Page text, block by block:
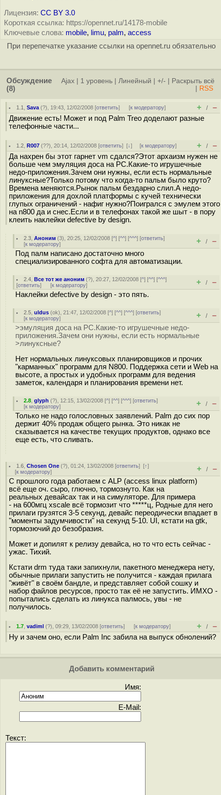
Лицензия: CC BY 3.0
Короткая ссылка: https://opennet.ru/14178-mobile
Ключевые слова: mobile, limu, palm, access
При перепечатке указание ссылки на opennet.ru обязательно
Обсуждение
(8)
Ajax 1 уровень Линейный +/-
Раскрыть всё
RSS
1.1 ,Sava (?), 19:43, 12/02/2008 [ответить] [к модератору] + / –
Движение есть! Может и под Palm Treo доделают разные
телефонные части...
1.2 ,R007 (??), 20:14, 12/02/2008 [ответить][↓] [к модератору] + / –
Да нахрен бы этот гарнет vm сдался?Этот архаизм нужен не
больше чем эмуляция доса на PC.Какие-то игрушечные
недо-приложения.Зачем они нужны, если есть нормальные
линуксные?Только потому что когда-то пальм было круто?
Времена меняются.Рынок пальм бездарно слил.А недо-
приложения для дохлой платформы с кучей технически
глупых ограничений - нафиг нужно?Поигрался с эмулем этого
на n800 да и снес.Если и в телефонах такой же шыт - в пору
клеить наклейки defective by design.
2.3 ,Аноним (3), 20:25, 12/02/2008 [^] [^^] [^^^] [ответить]
[к модератору] + / –
Под палм написано достаточно много
специализированного софта для автоматизации.
2.4 ,Все тот же аноним (?), 20:27, 12/02/2008 [^] [^^] [^^^]
[ответить] [к модератору] + / –
Наклейки defective by design - это пять.
2.5 ,uldus (ok), 21:47, 12/02/2008 [^] [^^] [^^^] [ответить]
[к модератору] + / –
>эмуляция доса на PC.Какие-то игрушечные недо-
приложения.Зачем они нужны, если есть нормальные
>линуксные?
Нет нормальных линуксовых планировщиков и прочих
"карманных" программ для N800. Поддержка сети и Web на
высоте, а простых и удобных программ для ведения
заметок, календаря и планирования времени нет.
2.8 ,glyph (?), 12:15, 13/02/2008 [^] [^^] [^^^] [ответить]
[к модератору] + / –
Только не надо голословных заявлений. Palm до сих пор
держит 40% продаж общего рынка. Это никак не
сказывается на качестве текущих продуктов, однако все
еще есть, что сливать.
1.6 ,Chosen One (?), 01:24, 13/02/2008 [ответить][↑]
[к модератору] + / –
С прошлого года работаем с ALP (access linux platform)
всё еще оч. сыро, глючно, тормознуто. Как на
реальных девайсах так и на симуляторе. Для примера
- на 600мгц xscale всё тормозит что *****ц, Родные для него
прилаги грузятся 3-5 секунд, девайс переодически впадает в
"моменты задумчивости" на секунд 5-10. UI, кстати на gtk,
тормозючий до безобразия.
Может и допилят к релизу девайса, но то что есть сейчас -
ужас. Тихий.
Кстати drm туда таки запихнули, пакетного менеджера нету,
обычные прилаги запустить не получится - каждая прилага
"живёт" в своём бандле, и представляет собой сошку и
набор файлов ресурсов, просто так её не запустить. ИМХО -
попытались сделать из линукса палмось, увы - не
получилось.
1.7 ,vadiml (?), 09:29, 13/02/2008 [ответить] [к модератору] + / –
Ну и зачем оно, если Palm Inc забила на выпуск обнолений?
Добавить комментарий
Имя:
E-Mail:
Текст: